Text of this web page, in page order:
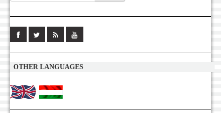
OTHER LANGUAGES